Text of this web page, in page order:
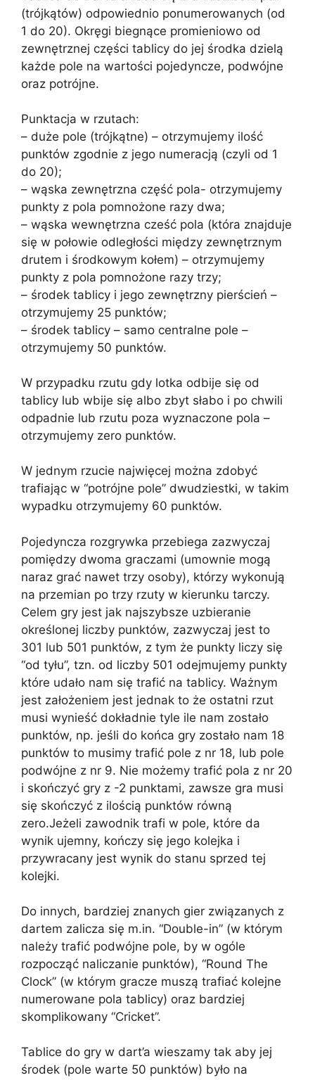
(trójkątów) odpowiednio ponumerowanych (od
1 do 20). Okręgi biegnące promieniowo od
zewnętrznej części tablicy do jej środka dzielą
każde pole na wartości pojedyncze, podwójne
oraz potrójne.
Punktacja w rzutach:
– duże pole (trójkątne) – otrzymujemy ilość
punktów zgodnie z jego numeracją (czyli od 1
do 20);
– wąska zewnętrzna część pola- otrzymujemy
punkty z pola pomnożone razy dwa;
– wąska wewnętrzna cześć pola (która znajduje
się w połowie odległości między zewnętrznym
drutem i środkowym kołem) – otrzymujemy
punkty z pola pomnożone razy trzy;
– środek tablicy i jego zewnętrzny pierścień –
otrzymujemy 25 punktów;
– środek tablicy – samo centralne pole –
otrzymujemy 50 punktów.
W przypadku rzutu gdy lotka odbije się od
tablicy lub wbije się albo zbyt słabo i po chwili
odpadnie lub rzutu poza wyznaczone pola –
otrzymujemy zero punktów.
W jednym rzucie najwięcej można zdobyć
trafiając w “potrójne pole” dwudziestki, w takim
wypadku otrzymujemy 60 punktów.
Pojedyncza rozgrywka przebiega zazwyczaj
pomiędzy dwoma graczami (umownie mogą
naraz grać nawet trzy osoby), którzy wykonują
na przemian po trzy rzuty w kierunku tarczy.
Celem gry jest jak najszybsze uzbieranie
określonej liczby punktów, zazwyczaj jest to
301 lub 501 punktów, z tym że punkty liczy się
“od tyłu”, tzn. od liczby 501 odejmujemy punkty
które udało nam się trafić na tablicy. Ważnym
jest założeniem jest jednak to że ostatni rzut
musi wynieść dokładnie tyle ile nam zostało
punktów, np. jeśli do końca gry zostało nam 18
punktów to musimy trafić pole z nr 18, lub pole
podwójne z nr 9. Nie możemy trafić pola z nr 20
i skończyć gry z -2 punktami, zawsze gra musi
się skończyć z ilością punktów równą
zero.Jeżeli zawodnik trafi w pole, które da
wynik ujemny, kończy się jego kolejka i
przywracany jest wynik do stanu sprzed tej
kolejki.
Do innych, bardziej znanych gier związanych z
dartem zalicza się m.in. “Double-in” (w którym
należy trafić podwójne pole, by w ogóle
rozpocząć naliczanie punktów), “Round The
Clock” (w którym gracze muszą trafiać kolejne
numerowane pola tablicy) oraz bardziej
skomplikowany “Cricket”.
Tablice do gry w dart’a wieszamy tak aby jej
środek (pole warte 50 punktów) było na